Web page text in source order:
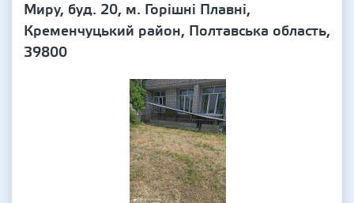
Миру, буд. 20, м. Горішні Плавні,
Кременчуцький район, Полтавська область,
39800